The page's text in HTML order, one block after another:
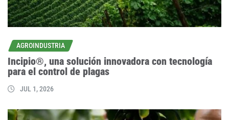
AGROINDUSTRIA
Incipio®, una solución innovadora con tecnología
para el control de plagas
JUL 1, 2026